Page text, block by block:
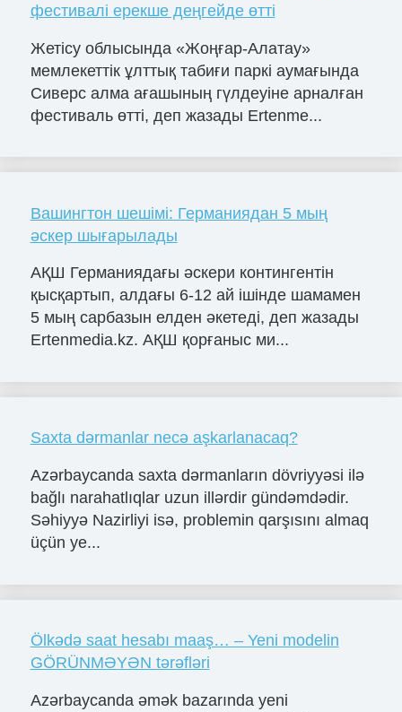
фестивалі ерекше деңгейде өтті
Жетісу облысында «Жоңғар-Алатау»
мемлекеттік ұлттық табиғи паркі аумағында
Сиверс алма ағашының гүлдеуіне арналған
фестиваль өтті, деп жазады Ertenme...
Вашингтон шешімі: Германиядан 5 мың
әскер шығарылады
АҚШ Германиядағы әскери контингентін
қысқартып, алдағы 6-12 ай ішінде шамамен
5 мың сарбазын елден әкетеді, деп жазады
Ertenmedia.kz. АҚШ қорғаныс ми...
Saxta dərmanlar necə aşkarlanacaq?
Azərbaycanda saxta dərmanların dövriyyəsi ilə
bağlı narahatlıqlar uzun illərdir gündəmdədir.
Səhiyyə Nazirliyi isə, problemin qarşısını almaq
üçün ye...
Ölkədə saat hesabı maaş… – Yeni modelin
GÖRÜNMƏYƏN tərəfləri
Azərbaycanda əmək bazarında yeni